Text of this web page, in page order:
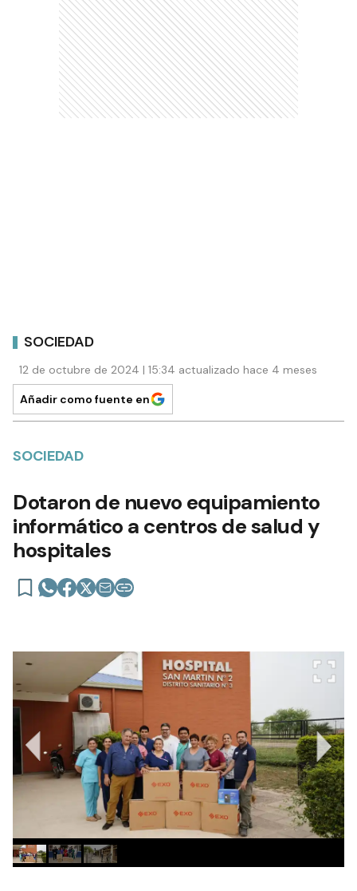
SOCIEDAD
12 de octubre de 2024 | 15:34 actualizado hace 4 meses
Añadir como fuente en
SOCIEDAD
Dotaron de nuevo equipamiento
informático a centros de salud y
hospitales